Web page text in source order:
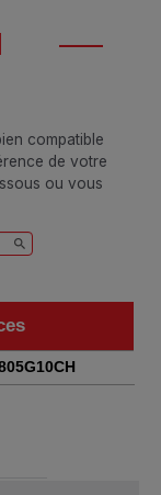
compatible
de votre
ou vous